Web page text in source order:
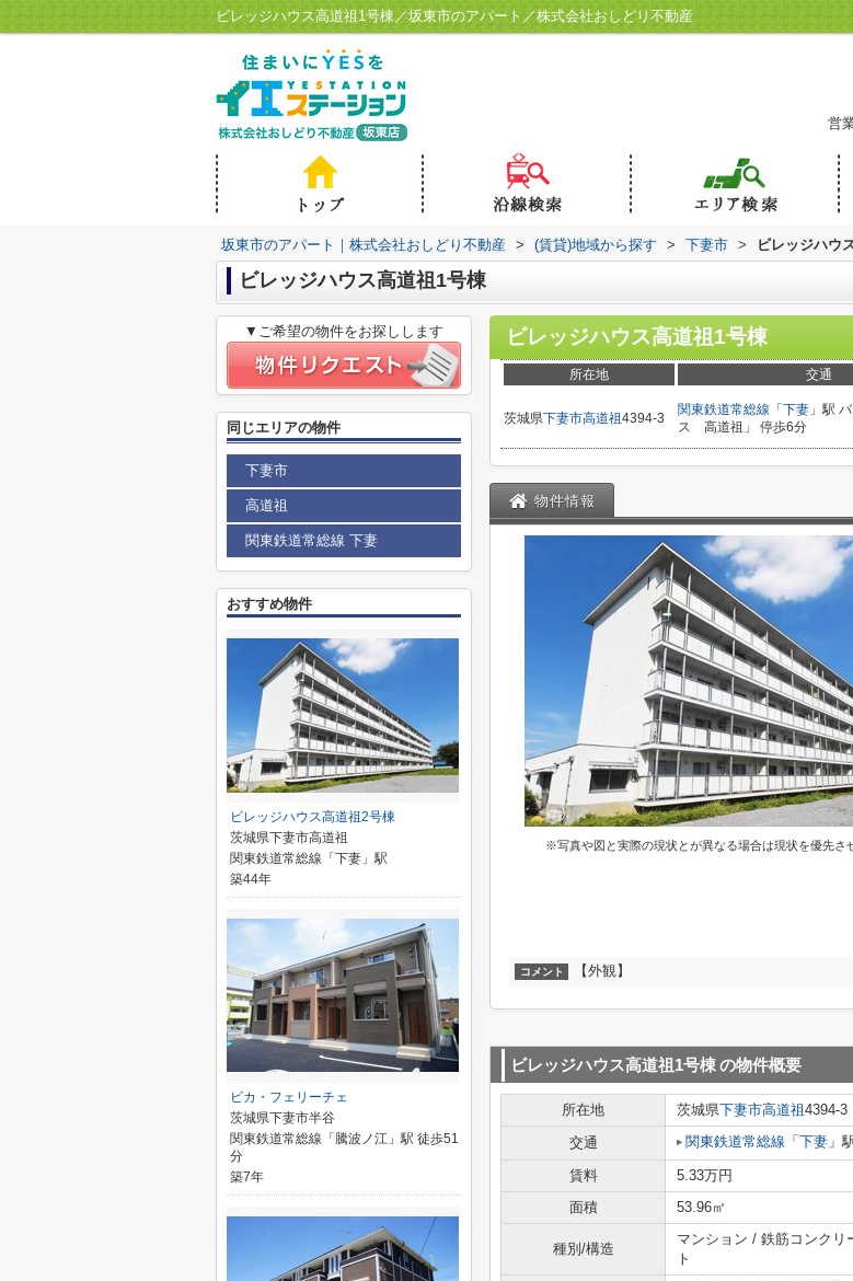
ビレッジハウス高道祖1号棟／坂東市のアパート／株式会社おしどり不動産
営
坂東市のアパート｜株式会社おしどり不動産 > (賃貸)地域から探す > 下妻市 > ビレッジハウ
ビレッジハウス高道祖1号棟
ビレッジハウス高道祖1号棟
所在地 交通
茨城県下妻市高道祖4394-3
関東鉄道常総線 「 下妻 」駅
ス 高道祖」 停歩6分
物件情報
※写真や図と実際の現状とが異なる場合は現状を優先さ
コメント 【外観】
ビレッジハウス高道祖1号棟の物件概要
所在地 茨城県下妻市高道祖4394-3
交通
関東鉄道常総線 「 下妻 」
賃料 5.33万円
面積
53.96㎡
種別/構造
マンション / 鉄筋コンクリ
ト
▼ご希望の物件をお探しします
同じエリアの物件
下妻市
高道祖
関東鉄道常総線 下妻
おすすめ物件
ビレッジハウス高道祖2号棟
茨城県下妻市高道祖
関東鉄道常総線「下妻」駅
築44年
ビカ・フェリーチェ
茨城県下妻市半谷
関東鉄道常総線「騰波ノ江」駅 徒歩51
分
築7年